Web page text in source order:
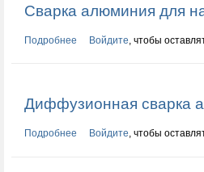
Сварка алюминия для
Подробнее о Сварка алюминия для
Войдите, чтобы
Диффузионная сварка
Подробнее о Диффузионная сварка
Войдите, чтобы